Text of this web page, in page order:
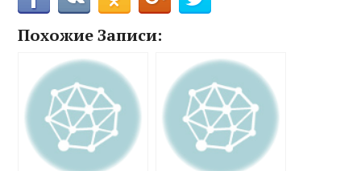
Похожие Записи: